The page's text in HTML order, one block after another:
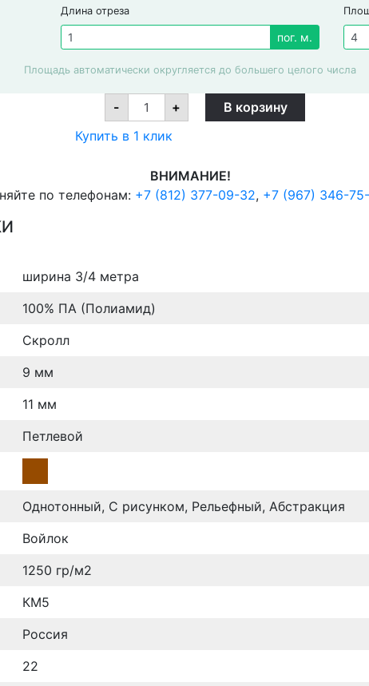
Длина отреза
пог. м.
Площадь автоматически округляется до большего целого числа
-
Ковролин
Нева-
Тафт
Фламинго
+
В корзину
Купить в 1 клик
ВНИМАНИЕ!
по телефонам: +7 (812) 377-09-32, +7 (967) 346-
ширина 3/4 метра
100% ПА (Полиамид)
Скролл
9 мм
11 мм
Петлевой
Однотонный, С рисунком, Рельефный, Абстракция
Войлок
1250 гр/м2
КМ5
Россия
22